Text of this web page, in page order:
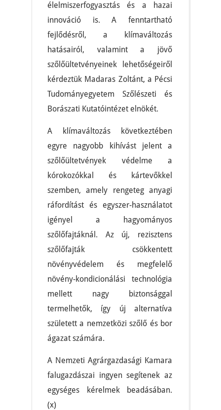
élelmiszerfogyasztás és a hazai
innováció is. A fenntartható
fejlődésről, a klímaváltozás
hatásairól, valamint a jövő
szőlőültetvényeinek lehetőségeiről
kérdeztük Madaras Zoltánt, a Pécsi
Tudományegyetem Szőlészeti és
Borászati Kutatóintézet elnökét.
A klímaváltozás következtében
egyre nagyobb kihívást jelent a
szőlőültetvények védelme a
kórokozókkal és kártevőkkel
szemben, amely rengeteg anyagi
ráfordítást és egyszer-használatot
igényel a hagyományos
szőlőfajtáknál. Az új, rezisztens
szőlőfajták csökkentett
növényvédelem és megfelelő
növény-kondicionálási technológia
mellett nagy biztonsággal
termelhetők, így új alternatíva
született a nemzetközi szőlő és bor
ágazat számára.
A Nemzeti Agrárgazdasági Kamara
falugazdászai ingyen segítenek az
egységes kérelmek beadásában.
(x)